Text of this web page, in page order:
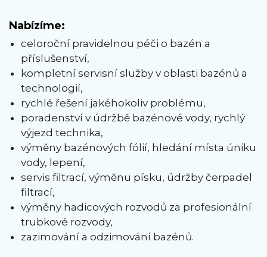
Nabízíme:
celoroční pravidelnou péči o bazén a
příslušenství,
kompletní servisní služby v oblasti bazénů a
technologií,
rychlé řešení jakéhokoliv problému,
poradenství v údržbě bazénové vody, rychlý
výjezd technika,
výměny bazénových fólií, hledání místa úniku
vody, lepení,
servis filtrací, výměnu písku, údržby čerpadel
filtrací,
výměny hadicových rozvodů za profesionální
trubkové rozvody,
zazimování a odzimování bazénů.